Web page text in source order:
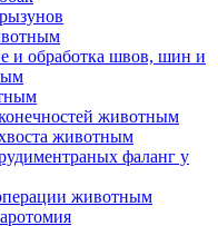
и обработка швов, шин и
животным
животным
фаланг у
животным